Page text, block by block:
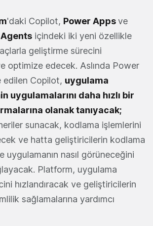
'daki Copilot, Power Appsve
içindeki iki yeni özellikle
geliştirme sürecini
optimize edecek. Aslında Power
edilen Copilot, uygulama
uygulamalarını daha hızlı bir
olanak tanıyacak;
sunacak, kodlama işlemlerini
ve hatta geliştiricilerin kodlama
uygulamanın nasıl görüneceğini
Platform, uygulama
hızlandıracak ve geliştiricilerin
sağlamalarına yardımcı